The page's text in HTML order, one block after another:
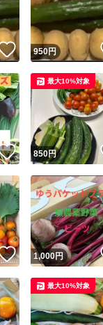
Yahoo!フリマが定
安心取引出品者
いいね！
950円
いいね！
850円
最大10%対象
いいね！
1,000円
最大10%対象